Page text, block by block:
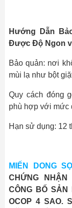
Hướng Dẫn
Được Độ Ngon
Bảo quản: nơi
mùi lạ như bột
Quy cách đóng
phù hợp với mức
Hạn sử dụng: 12
MIẾN DONG
CHỨNG
CÔNG BỐ SẢN
OCOP 4 SAO.